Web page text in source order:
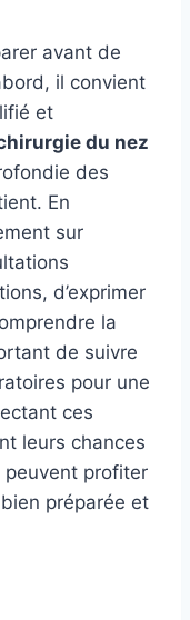
avant de
il convient
et
du nez
des
En
sur
d’exprimer
la
de suivre
pour une
ces
leurs chances
peuvent profiter
préparée et